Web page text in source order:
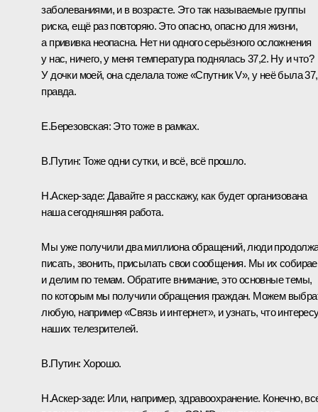
заболеваниями, и в возрасте. Это так называемые группы
риска, ещё раз повторяю. Это опасно, опасно для жизни,
а прививка неопасна. Нет ни одного серьёзного осложнения
у нас, ничего, у меня температура поднялась 37,2. Ну и что?
У дочки моей, она сделала тоже «Спутник V», у неё была
правда.
Е.Березовская: Это тоже в рамках.
В.Путин: Тоже одни сутки, и всё, всё прошло.
Н.Аскер-заде: Давайте я расскажу, как будет организована
наша сегодняшняя работа.
Мы уже получили два миллиона обращений, люди
писать, звонить, присылать свои сообщения. Мы их
и делим по темам. Обратите внимание, это основные темы,
по которым мы получили обращения граждан. Можем
любую, например «Связь и интернет», и узнать, что
наших телезрителей.
В.Путин: Хорошо.
Н.Аскер-заде: Или, например, здравоохранение. Конечно,